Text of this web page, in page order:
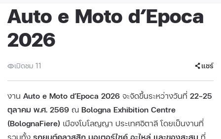
Auto e Moto d’Epoca
2026
เปิดชม 11 แชร์
งาน Auto e Moto d’Epoca 2026 จะจัดขึ้นระหว่างวันที่ 22–25
ตุลาคม พ.ศ. 2569 ณ Bologna Exhibition Centre
(BolognaFiere) เมืองโบโลญญา ประเทศอิตาลี โดยเป็นงานที่